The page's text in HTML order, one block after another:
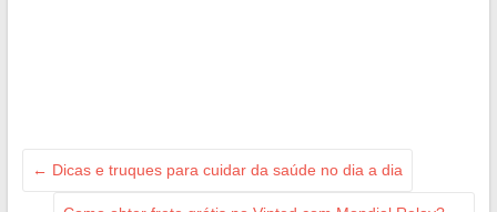
← Dicas e truques para cuidar da saúde no dia a dia